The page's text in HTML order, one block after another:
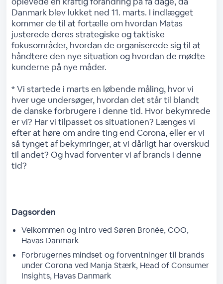
Danmark blev lukket ned 11. marts. I indlægget
kommer de til at fortælle om hvordan Matas
justerede deres strategiske og taktiske
fokusområder, hvordan de organiserede sig til at
håndtere den nye situation og hvordan de mødte
kunderne på nye måder.
* Vi startede i marts en løbende måling, hvor vi
hver uge undersøger, hvordan det står til blandt
de danske forbrugere i denne tid. Hvor bekymrede
er vi? Har vi tilpasset os situationen? Længes vi
efter at høre om andre ting end Corona, eller er vi
så tynget af bekymringer, at vi dårligt har overskud
til andet? Og hvad forventer vi af brands i denne
tid?
Dagsorden
Velkommen og intro ved Søren Bronée, COO,
Havas Danmark
Forbrugernes mindset og forventninger til brands
under Corona ved Manja Stærk, Head of Consumer
Insights, Havas Danmark